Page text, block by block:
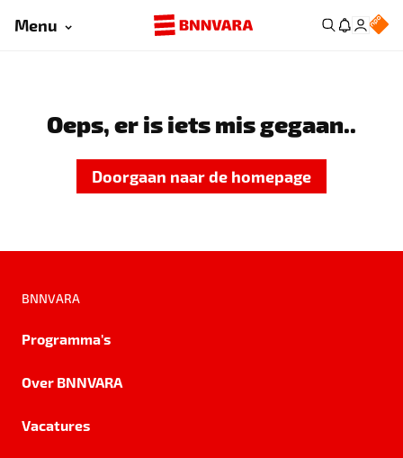
Menu
Oeps, er is iets mis gegaan..
Doorgaan naar de homepage
BNNVARA
Programma's
Over BNNVARA
Vacatures